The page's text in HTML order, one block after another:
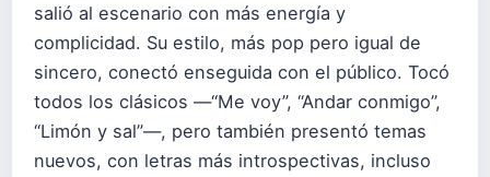
salió al escenario con más energía y
complicidad. Su estilo, más pop pero igual de
sincero, conectó enseguida con el público. Tocó
todos los clásicos —“Me voy”, “Andar conmigo”,
“Limón y sal”—, pero también presentó temas
nuevos, con letras más introspectivas, incluso